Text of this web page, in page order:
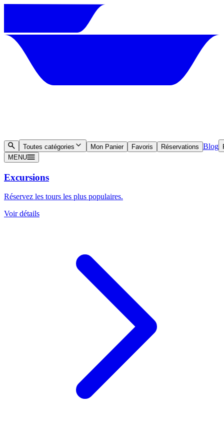
Toutes catégories Mon Panier Favoris Réservations Blog
MENU
Excursions
Réservez les tours les plus populaires.
Voir détails